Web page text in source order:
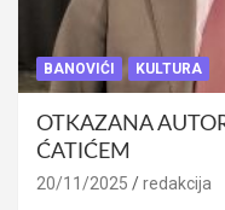
BANOVIĆI KULTURA
OTKAZANA
ĆATIĆEM
20/11/2025 redakcija